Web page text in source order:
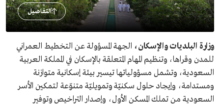
التفاصيل
وزارة البلديات والإسكان، الجهة المسؤولة عن التخطيط العمراني
للمدن وقراها، وتنظيم المهام المتعلقة بالإسكان في المملكة العربية
السعودية، وتشمل مسؤولياتها تيسير بيئة إسكانية متوازنة
ومستدامة، وإيجاد حلول سكنيّة وتمويليّة متنوّعة لتمكين الأسر
السعودية من تملك المسكن الأول، وإصدار التراخيص وتوفير